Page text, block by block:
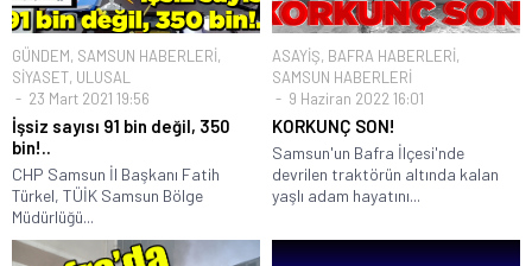
GÜNDEM, SAMSUN HABERLERİ,
SİYASET, ULUSAL
23 Mart 2021 19:56
İşsiz sayısı 91 bin değil, 350
bin!..
CHP Samsun İl Başkanı Fatih
Türkel, TÜİK Samsun Bölge
Müdürlüğü...
ASAYİŞ, BAFRA HABERLERİ,
SAMSUN HABERLERİ
9 Haziran 2022 16:01
KORKUNÇ SON!
Samsun'un Bafra İlçesi'nde
devrilen traktörün altında kalan
yaşlı adam hayatını...